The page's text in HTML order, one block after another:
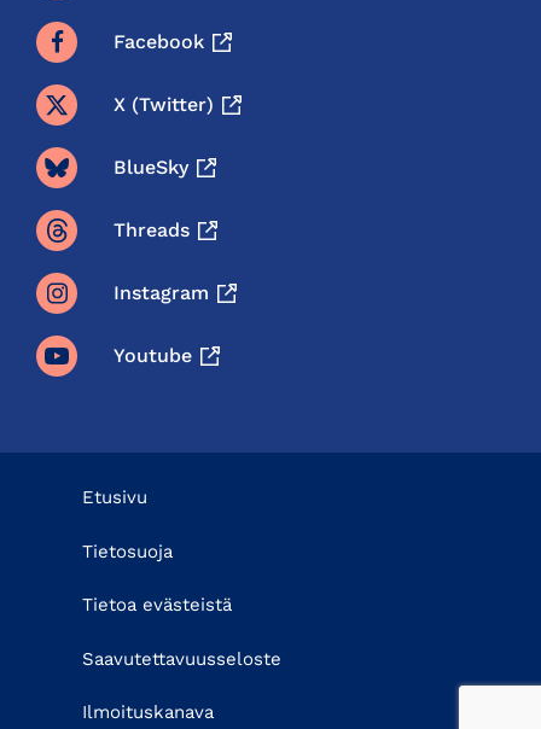
Facebook
X (twitter)
BlueSky
Threads
Instagram
Youtube
Etusivu
Tietosuoja
Tietoa evästeistä
Saavutettavuusseloste
Ilmoituskanava